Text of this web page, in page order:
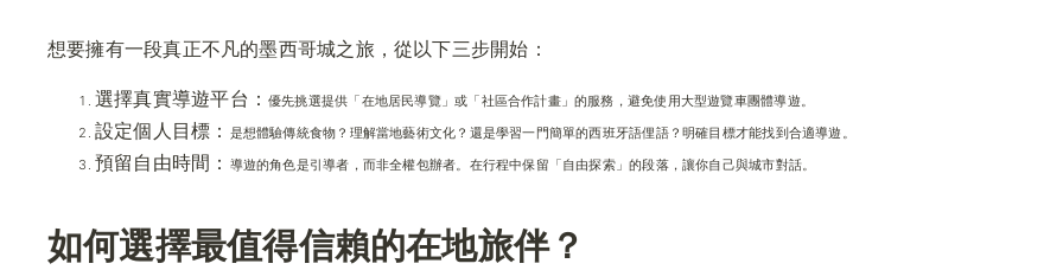
想要擁有一段真正不凡的墨西哥城之旅，從以下三步開始：
選擇真實導遊平台： 優先挑選提供「在地居民導覽」或「社區合作計畫」的服務，避免使用大型遊覽車團體導遊。
設定個人目標： 是想體驗傳統食物？理解當地藝術文化？還是學習一門簡單的西班牙語俚語？明確目標才能找到合適導遊。
預留自由時間： 導遊的角色是引導者，而非全權包辦者。在行程中保留「自由探索」的段落，讓你自己與城市對話。
如何選擇最值得信賴的在地旅伴？